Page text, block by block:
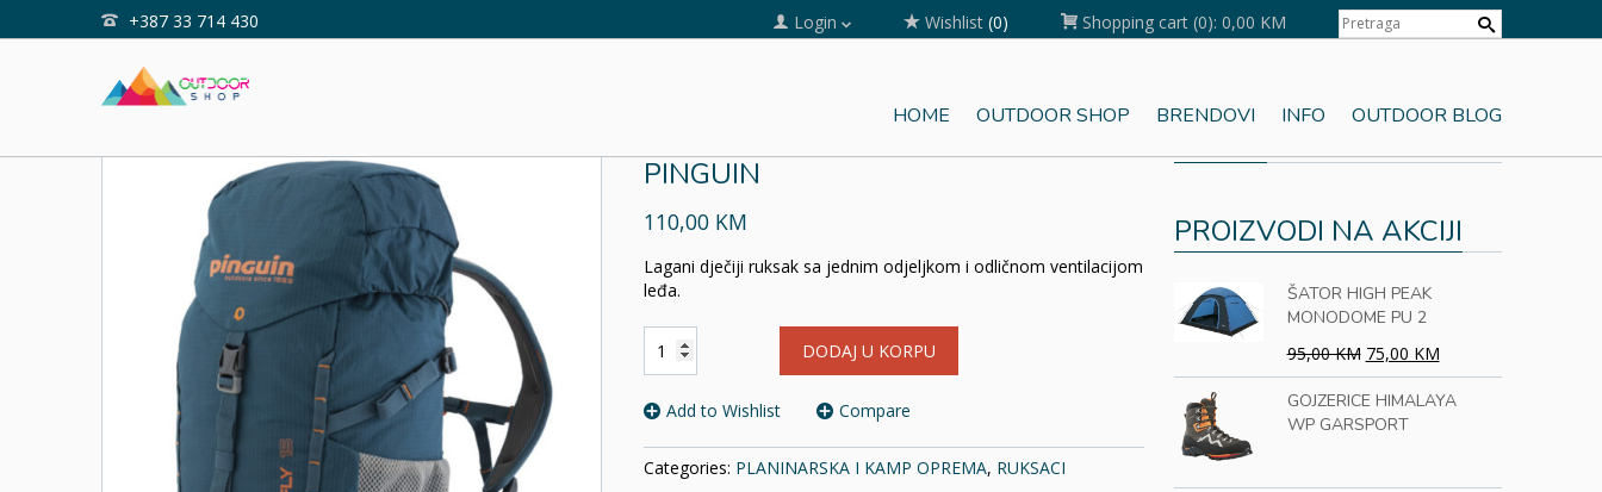
+387 33 714 430 Login Wishlist (0) Shopping cart (0): 0,00 KM
HOME OUTDOOR SHOP BRENDOVI INFO OUTDOOR BLOG
Home
PINGUIN
110,00 KM
Lagani dječiji ruksak sa jednim odjeljkom i odličnom ventilacijom
leđa.
FLY
NYLON
PINGUIN
količina
DODAJ U KORPU
Add to Wishlist Compare
Categories: PLANINARSKA I KAMP OPREMA, RUKSACI
PROIZVODI NA AKCIJI
ŠATOR HIGH PEAK
MONODOME PU 2
95,00 KM 75,00 KM
GOJZERICE HIMALAYA
WP GARSPORT